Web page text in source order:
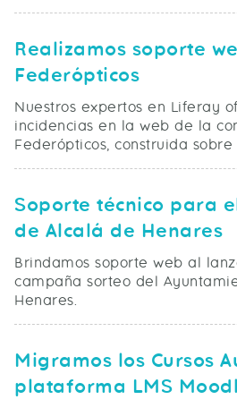
Realizamos soporte
Federópticos
Nuestros expertos en Liferay
incidencias en la web de la
Federópticos, construida
Soporte técnico para
de Alcalá de Henares
Brindamos soporte web al
campaña sorteo del
Henares.
Migramos los Cursos
plataforma LMS